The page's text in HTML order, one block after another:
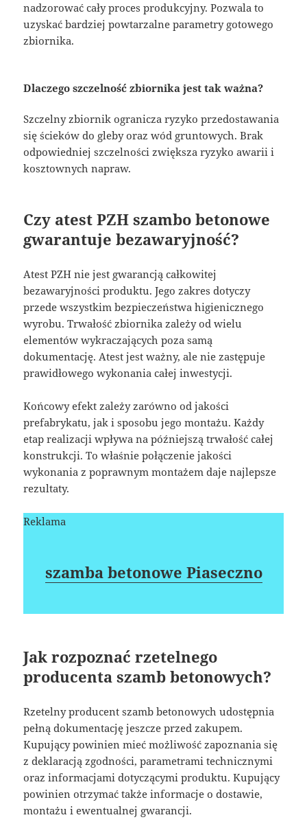
nadzorować cały proces produkcyjny. Pozwala to
uzyskać bardziej powtarzalne parametry gotowego
zbiornika.
Dlaczego szczelność zbiornika jest tak ważna?
Szczelny zbiornik ogranicza ryzyko przedostawania
się ścieków do gleby oraz wód gruntowych. Brak
odpowiedniej szczelności zwiększa ryzyko awarii i
kosztownych napraw.
Czy atest PZH szambo betonowe
gwarantuje bezawaryjność?
Atest PZH nie jest gwarancją całkowitej
bezawaryjności produktu. Jego zakres dotyczy
przede wszystkim bezpieczeństwa higienicznego
wyrobu. Trwałość zbiornika zależy od wielu
elementów wykraczających poza samą
dokumentację. Atest jest ważny, ale nie zastępuje
prawidłowego wykonania całej inwestycji.
Końcowy efekt zależy zarówno od jakości
prefabrykatu, jak i sposobu jego montażu. Każdy
etap realizacji wpływa na późniejszą trwałość całej
konstrukcji. To właśnie połączenie jakości
wykonania z poprawnym montażem daje najlepsze
rezultaty.
Reklama
szamba betonowe Piaseczno
Jak rozpoznać rzetelnego
producenta szamb betonowych?
Rzetelny producent szamb betonowych udostępnia
pełną dokumentację jeszcze przed zakupem.
Kupujący powinien mieć możliwość zapoznania się
z deklaracją zgodności, parametrami technicznymi
oraz informacjami dotyczącymi produktu. Kupujący
powinien otrzymać także informacje o dostawie,
montażu i ewentualnej gwarancji.